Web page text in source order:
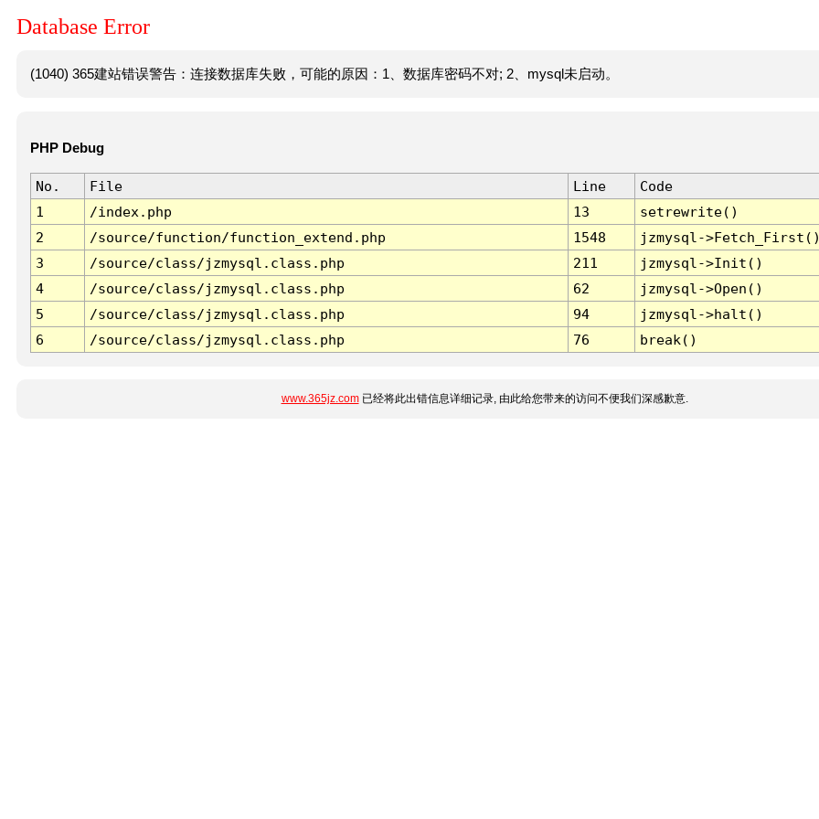
Database Error
(1040) 365建站错误警告：连接数据库失败，可能的原因：1、数据库密码不对; 2、mysql未启动。
PHP Debug
No. File Line
Code
1
/index.php 13
setrewrite()
2
/source/function/function_extend.php 1548
jzmysql-
3
/source/class/jzmysql.class.php 211
jzmysql->Init()
4
/source/class/jzmysql.class.php 62
jzmysql->Open()
5
/source/class/jzmysql.class.php 94
jzmysql->halt()
6
/source/class/jzmysql.class.php 76 break()
www.365jz.com已经将此出错信息详细记录, 由此给您带来的访问不便我们深感歉意.